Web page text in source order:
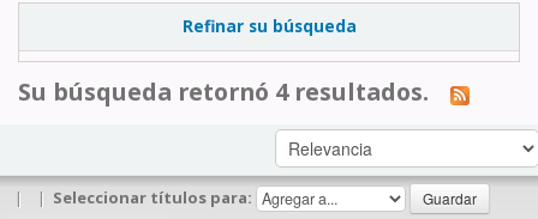
Refinar su búsqueda
Su búsqueda retornó 4 resultados.
| | Seleccionar títulos para: